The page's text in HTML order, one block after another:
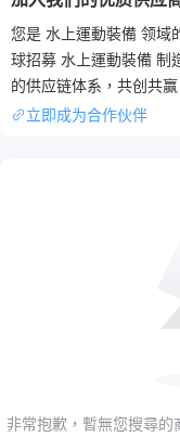
水上裝備,水上運動
XOOBAY
專業水上裝備，保障安全
您是 水上運動裝備 领域
球招募 水上運動裝備 制
的供应链体系，共创共赢
立即成为合作伙伴
非常抱歉，暫無您搜尋